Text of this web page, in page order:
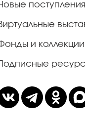
поступления
и коллекции
Подписные